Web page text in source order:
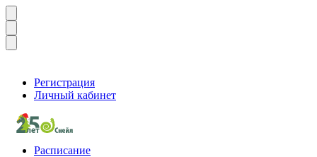
Регистрация
Личный кабинет
Расписание